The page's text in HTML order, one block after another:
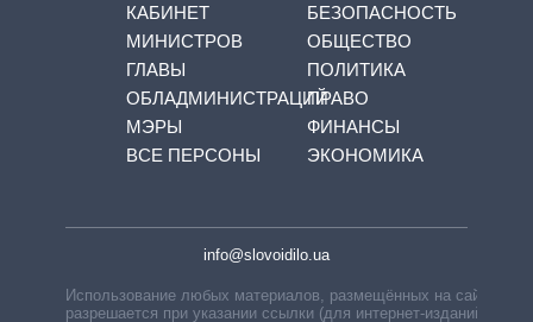
КАБИНЕТ
МИНИСТРОВ
ГЛАВЫ
ОБЛАДМИНИСТРАЦИЙ
МЭРЫ
ВСЕ ПЕРСОНЫ
БЕЗОПАСНОСТЬ
ОБЩЕСТВО
ПОЛИТИКА
ПРАВО
ФИНАНСЫ
ЭКОНОМИКА
info@slovoidilo.ua
Использование любых материалов, размещённых на сайте,
разрешается при указании ссылки (для интернет-изданий —